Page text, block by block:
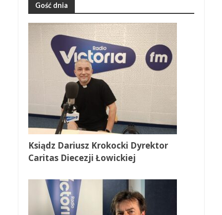
Gość dnia
Ksiądz Dariusz Krokocki Dyrektor
Caritas Diecezji Łowickiej